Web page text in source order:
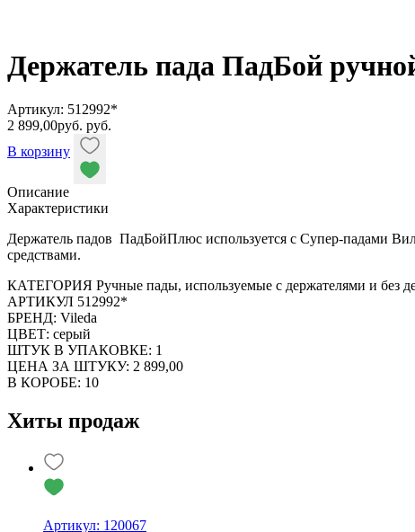
Держатель пада ПадБой
Артикул: 512992*
2 899,00руб. руб.
В корзину
Описание
Характеристики
Держатель падов ПадБойПлюс используется с Супер-падами
средствами.
КАТЕГОРИЯ Ручные пады, используемые с держателями и без
АРТИКУЛ 512992*
БРЕНД: Vileda
ЦВЕТ: серый
ШТУК В УПАКОВКЕ: 1
ЦЕНА ЗА ШТУКУ: 2 899,00
В КОРОБЕ: 10
Хиты продаж
Артикул: 120067